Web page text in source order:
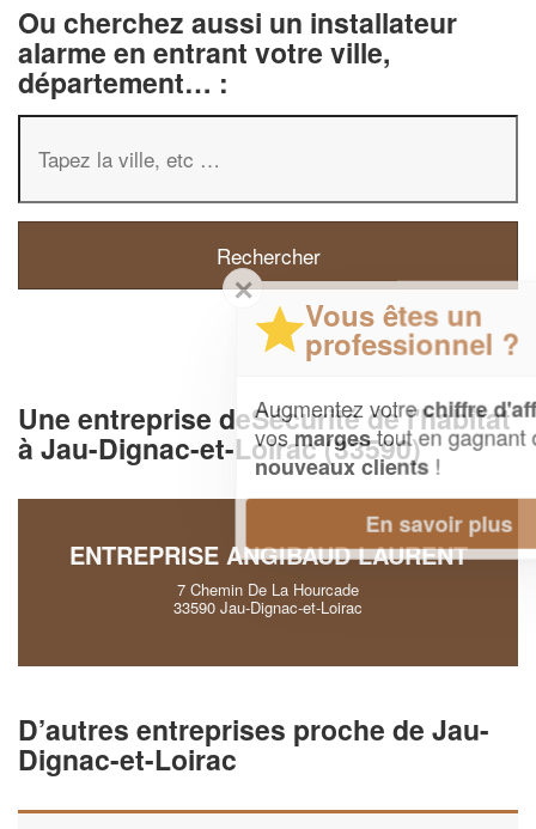
Ou cherchez aussi un installateur
alarme en entrant votre ville,
département… :
Une entreprise deSécurité de l'habitat
à Jau-Dignac-et-Loirac (33590)
ENTREPRISE ANGIBAUD LAURENT
7 Chemin De La Hourcade
33590 Jau-Dignac-et-Loirac
D’autres entreprises proche de Jau-
Dignac-et-Loirac
✕
Vous êtes un
professionnel ?
Augmentez votrechiffre d'affaireset
vosmargestout en gagnant de
nouveaux clients!
En savoir plus